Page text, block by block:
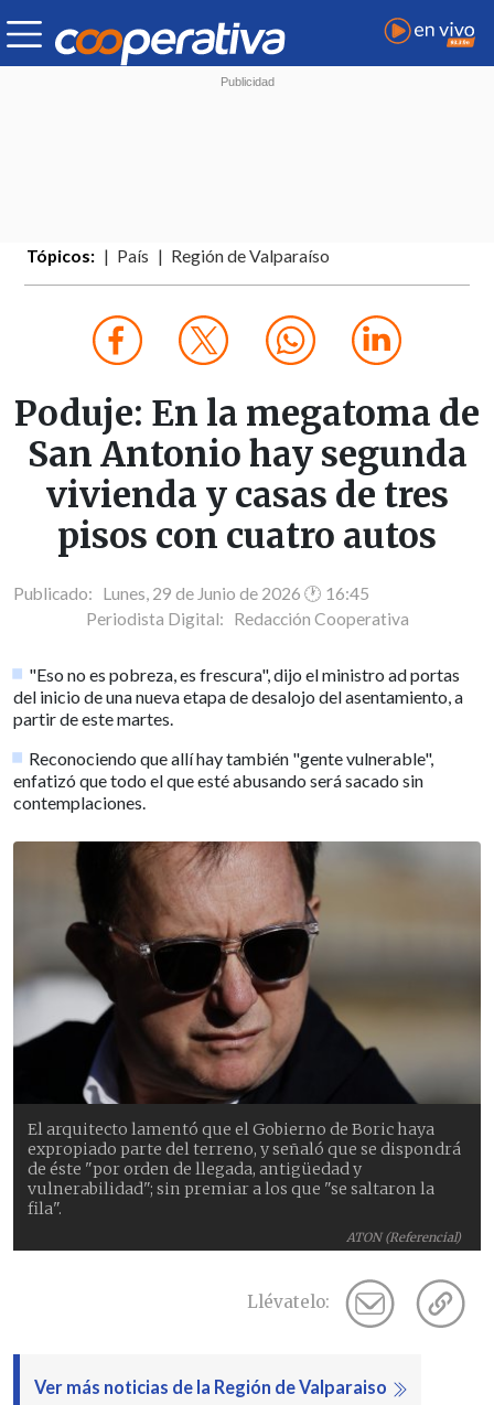
Tópicos: País Región de Valparaíso
Poduje: En la megatoma de
San Antonio hay segunda
vivienda y casas de tres
pisos con cuatro autos
Publicado: Lunes, 29 de Junio de 2026 🕐 16:45
Periodista Digital: Redacción Cooperativa
"Eso no es pobreza, es frescura", dijo el ministro ad portas
del inicio de una nueva etapa de desalojo del asentamiento, a
partir de este martes.
Reconociendo que allí hay también "gente vulnerable",
enfatizó que todo el que esté abusando será sacado sin
contemplaciones.
ATON (Referencial)
El arquitecto lamentó que el Gobierno de Boric haya
expropiado parte del terreno, y señaló que se dispondrá
de éste "por orden de llegada, antigüedad y
vulnerabilidad"; sin premiar a los que "se saltaron la
fila".
Llévatelo:
Ver más noticias de la Región de Valparaiso